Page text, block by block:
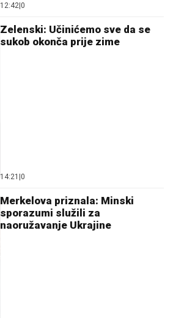
12:42|0
Zelenski: Učinićemo sve da se
sukob okonča prije zime
14:21 |0
Merkelova priznala: Minski
sporazumi služili za
naoružavanje Ukrajine